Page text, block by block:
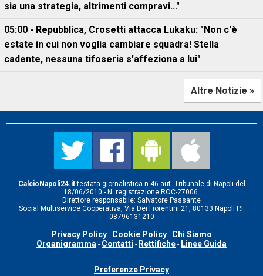
sia una strategia, altrimenti compravi..."
05:00 - Repubblica, Crosetti attacca Lukaku: "Non c'è
estate in cui non voglia cambiare squadra! Stella
cadente, nessuna tifoseria s'affeziona a lui"
Altre Notizie »
CalcioNapoli24.ittestata giornalistica n.46 aut. Tribunale di Napoli del
18/06/2010 - N. registrazione ROC-27006.
Direttore responsabile: Salvatore Passante
Social Multiservice Cooperativa, Via Dei Fiorentini 21, 80133 Napoli P.I.
08796131210
Privacy Policy - Cookie Policy - Chi Siamo
Organigramma - Contatti - Rettifiche - Linee Guida
Preferenze Privacy